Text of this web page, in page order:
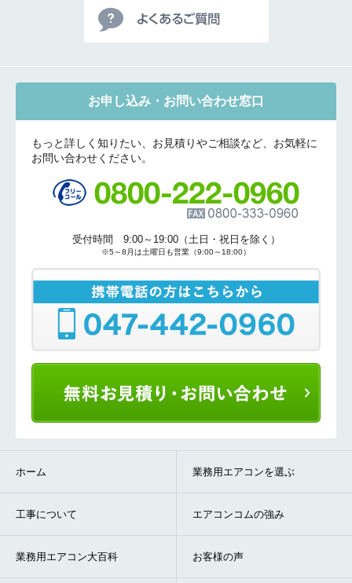
お申し込み・お問い合わせ窓口
もっと詳しく知りたい、お見積りやご相談など、お気軽に
お問い合わせください。
受付時間 9:00～19:00（土日・祝日を除く）
※5～8月は土曜日も営業（9:00～18:00）
ホーム 業務用エアコンを選ぶ
工事について エアコンコムの強み
業務用エアコン大百科 お客様の声